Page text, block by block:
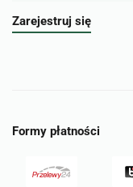
Zarejestruj się
Formy płatności